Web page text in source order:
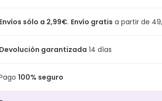
Envíos sólo a 2,99€. Envío gratis a partir de
Devolución garantizada 14 días
100% seguro